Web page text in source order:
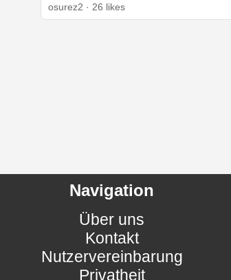
osurez2 · 26 likes
Navigation
Über uns
Kontakt
Nutzervereinbarung
Privatheit